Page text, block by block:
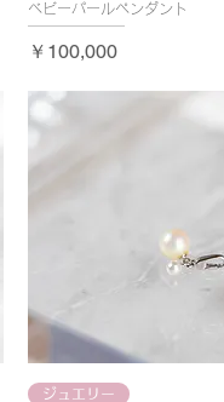
ベビーパールペンダント
価格
￥100,000
ジュエリー